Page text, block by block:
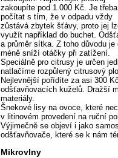
zakoupíte pod 1.000 Kč. Je třeba
počítat s tím, že v odpadu vždy
zůstává zbytek šťávy, proto jej
využít například do buchet.
a průměr sítka. Z toho důvodu
méně sníží otáčky při zatížení.
Speciálně pro citrusy je určen
natlačíme rozpůlený citrusový
Nejlevnější pořídíte za asi 300
odšťavňovacích kuželů. Dražší
materiály.
Šnekové lisy na ovoce, které
v litinovém provedení na ruční
Výjimečně se objeví i jako
odšťavňovače, které se k nám
Mikrovlny